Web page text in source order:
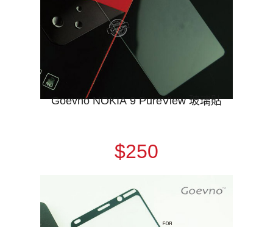
Goevno NOKIA 9 PureView 玻璃貼
$250